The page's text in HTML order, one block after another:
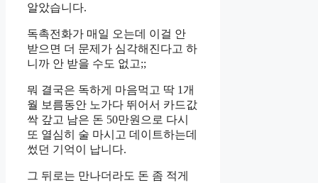
알았습니다.
독촉전화가 매일 오는데 이걸 안
받으면 더 문제가 심각해진다고 하
니까 안 받을 수도 없고;;
뭐 결국은 독하게 마음먹고 딱 1개
월 보름동안 노가다 뛰어서 카드값
싹 갚고 남은 돈 50만원으로 다시
또 열심히 술 마시고 데이트하는데
썼던 기억이 납니다.
그 뒤로는 만나더라도 돈 좀 적게